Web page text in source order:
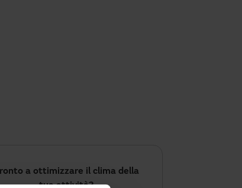
a ottimizzare il clima della
tua attività?